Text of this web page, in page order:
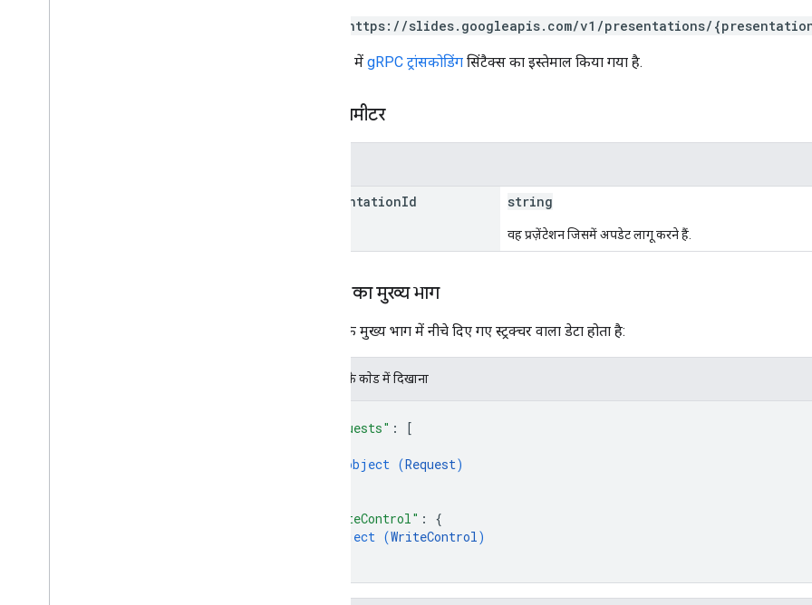
POST https://slides.googleapis.com/v1/presentations/
यूआरएल में gRPC ट्रांसकोडिंग सिंटैक्स का इस्तेमाल किया गया है.
पाथ पैरामीटर
presentationId string
वह प्रज़ेंटेशन जिसमें अपडेट लागू करने हैं.
अनुरोध का मुख्य भाग
अनुरोध के मुख्य भाग में नीचे दिए गए स्ट्रक्चर वाला डेटा होता है:
JSON के काेड में दिखाना
"requests" :
[
object (Request)
"writeControl" : {
object (WriteControl)